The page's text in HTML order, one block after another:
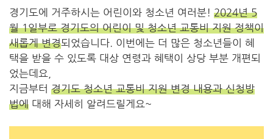
경기도에 거주하시는 어린이와 청소년 여러분! 2024년 5
월 1일부로 경기도의 어린이 및 청소년 교통비 지원 정책이
새롭게 변경되었습니다. 이번에는 더 많은 청소년들이 혜
택을 받을 수 있도록 대상 연령과 혜택이 상당 부분 개편되
었는데요,
지금부터 경기도 청소년 교통비 지원 변경 내용과 신청방
법에 대해 자세히 알려드릴게요~